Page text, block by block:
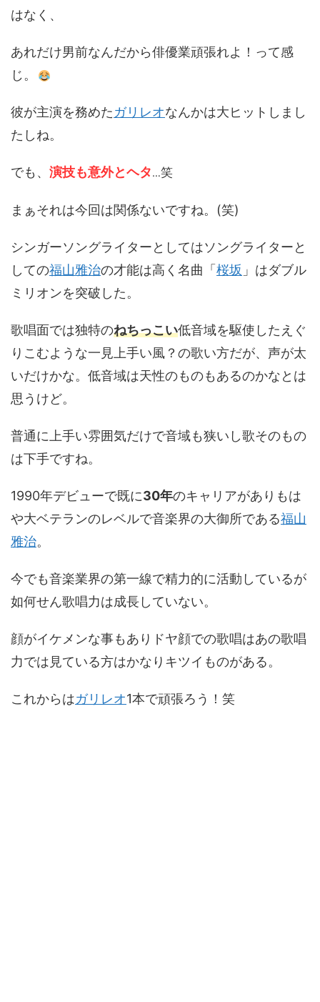
はなく、
あれだけ男前なんだから俳優業頑張れよ！って感
じ。
彼が主演を務めたガリレオなんかは大ヒットしまし
たしね。
でも、 演技も意外とヘタ…笑
まぁそれは今回は関係ないですね。(笑)
シンガーソングライターとしてはソングライターと
しての福山雅治の才能は高く名曲「 桜坂 」はダブル
ミリオンを突破した。
歌唱面では独特のねちっこい低音域を駆使したえぐ
りこむような一見上手い風？の歌い方だが、声が太
いだけかな。低音域は天性のものもあるのかなとは
思うけど。
普通に上手い雰囲気だけで音域も狭いし歌そのもの
は下手ですね。
1990年デビューで既に30年のキャリアがありもは
や大ベテランのレベルで音楽界の大御所である福山
雅治。
今でも音楽業界の第一線で精力的に活動しているが
如何せん歌唱力は成長していない。
顔がイケメンな事もありドヤ顔での歌唱はあの歌唱
力では見ている方はかなりキツイものがある。
これからはガリレオ1本で頑張ろう！笑